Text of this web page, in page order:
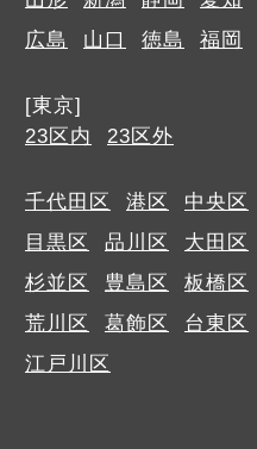
広島
山口 徳島 福岡
[東京]
23区内
23区外
千代田区 港区 中央区
目黒区
品川区 大田区
杉並区
豊島区 板橋区
荒川区
葛飾区 台東区
江戸川区